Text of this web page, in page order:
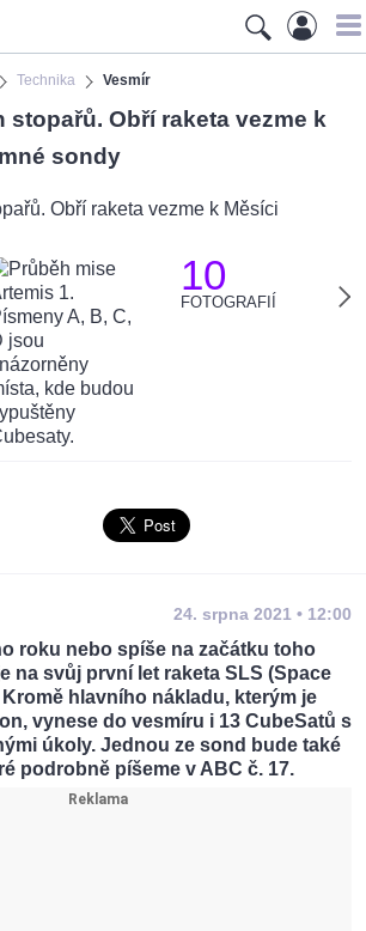
Technika Vesmír
stopařů. Obří raketa vezme k
sondy
10
FOTOGRAFIÍ
24. srpna 2021 • 12:00
roku nebo spíše na začátku toho
na svůj první let raketa SLS (Space
hlavního nákladu, kterým je
vynese do vesmíru i 13 CubeSatů s
úkoly. Jednou ze sond bude také
podrobně píšeme v ABC č. 17.